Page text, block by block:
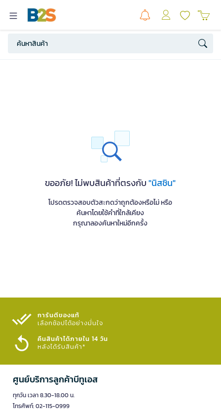
ขออภัย! ไม่พบสินค้าที่ตรงกับ"นิสชิน"
โปรดตรวจสอบตัวสะกดว่าถูกต้องหรือไม่ หรือ
ค้นหาโดยใช้คำที่ใกล้เคียง
กรุณาลองค้นหาใหม่อีกครั้ง
การันตีของแท้
เลือกช้อปได้อย่างมั่นใจ​
คืนสินค้าได้ภายใน 14 วัน
หลังได้รับสินค้า*
ศูนย์บริการลูกค้าบีทูเอส
ทุกวัน เวลา 8.30-18.00 น.
โทรศัพท์: 02-115-0999